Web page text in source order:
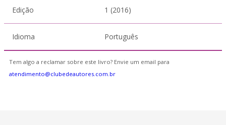
Edição 1 (2016)
Idioma Português
Tem algo a reclamar sobre este livro? Envie um email para
atendimento@clubedeautores.com.br